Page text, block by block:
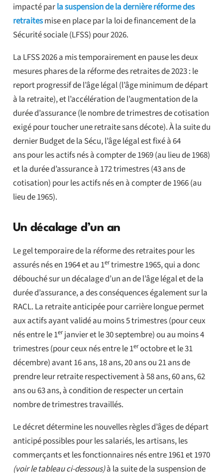
impacté parla suspension de la dernière réforme des
retraitesmise en place par la loi de financement de la
Sécurité sociale (LFSS) pour 2026.
La LFSS 2026 a mis temporairement en pause les deux
mesures phares de la réforme des retraites de 2023 : le
report progressif de l’âge légal (l’âge minimum de départ
à la retraite), et l’accélération de l’augmentation de la
durée d’assurance (le nombre de trimestres de cotisation
exigé pour toucher une retraite sans décote). À la suite du
dernier Budget de la Sécu, l’âge légal est fixé à 64
ans pour les actifs nés à compter de 1969 (au lieu de 1968)
et la durée d’assurance à 172 trimestres (43 ans de
cotisation) pour les actifs nés en à compter de 1966 (au
lieu de 1965).
Un décalage d’un an
Le gel temporaire de la réforme des retraites pour les
assurés nés en 1964 et au 1ertrimestre 1965, qui a donc
débouché sur un décalage d’un an de l’âge légal et de la
durée d’assurance, a des conséquences également sur la
RACL. La retraite anticipée pour carrière longue permet
aux actifs ayant validé au moins 5 trimestres (pour ceux
nés entre le 1erjanvier et le 30 septembre) ou au moins 4
trimestres (pour ceux nés entre le 1eroctobre et le 31
décembre) avant 16 ans, 18 ans, 20 ans ou 21 ans de
prendre leur retraite respectivement à 58 ans, 60 ans, 62
ans ou 63 ans, à condition de respecter un certain
nombre de trimestres travaillés.
Le décret détermine les nouvelles règles d’âges de départ
anticipé possibles pour les salariés, les artisans, les
commerçants et les fonctionnaires nés entre 1961 et 1970
(voir le tableau ci-dessous)à la suite de la suspension de